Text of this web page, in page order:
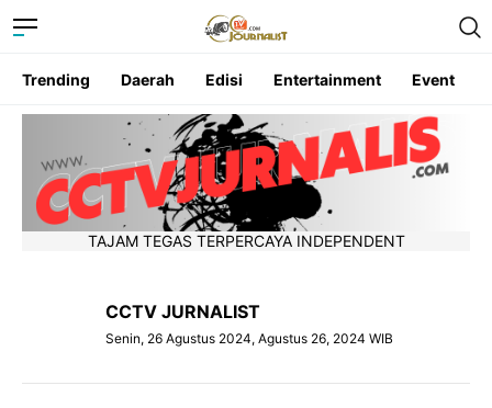
Trending Daerah Edisi Entertainment Event
TAJAM TEGAS TERPERCAYA INDEPENDENT
CCTV JURNALIST
Senin, 26 Agustus 2024, Agustus 26, 2024 WIB